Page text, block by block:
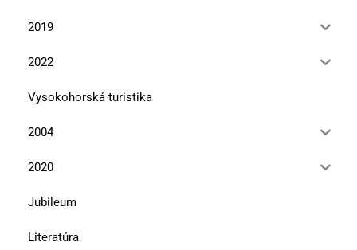
2019
2022
Vysokohorská turistika
2004
2020
Jubileum
Literatúra